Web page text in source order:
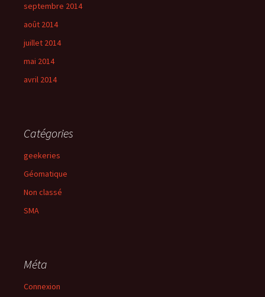
septembre 2014
août 2014
juillet 2014
mai 2014
avril 2014
Catégories
geekeries
Géomatique
Non classé
SMA
Méta
Connexion